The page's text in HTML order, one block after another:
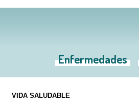
Enfermedades
VIDA SALUDABLE